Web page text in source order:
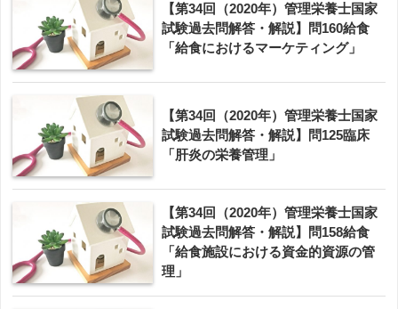
【第34回（2020年）管理栄養士国家
試験過去問解答・解説】問160給食
「給食におけるマーケティング」
【第34回（2020年）管理栄養士国家
試験過去問解答・解説】問125臨床
「肝炎の栄養管理」
【第34回（2020年）管理栄養士国家
試験過去問解答・解説】問158給食
「給食施設における資金的資源の管
理」